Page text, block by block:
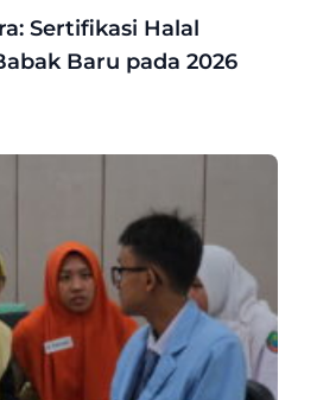
Sertifikasi Halal
Baru pada 2026